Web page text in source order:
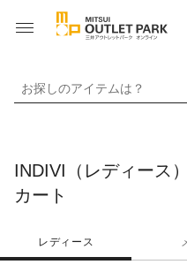
お探しのアイテムは？
INDIVI（レディース
カート
レディース